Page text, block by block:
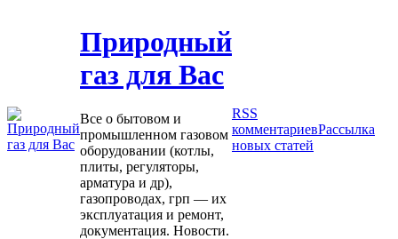
Природный
газ для Вас
Все о бытовом и
промышленном газовом
оборудовании (котлы,
плиты, регуляторы,
арматура и др),
газопроводах, грп — их
эксплуатация и ремонт,
документация. Новости.
RSS
комментариевРассылка
новых статей